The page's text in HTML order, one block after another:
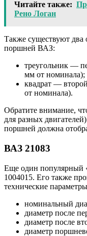
Читайте также:
Рено Логан
Также существуют два
поршней ВАЗ:
треугольник —
мм от номинала);
квадрат —
от номинала).
Обратите внимание,
для разных
поршней должна
ВАЗ 21083
Еще один популярный
1004015. Его также
технические
номинальный
диаметр после
диаметр после
диаметр